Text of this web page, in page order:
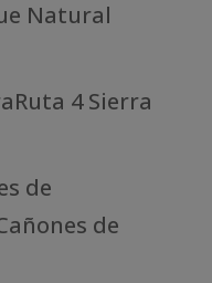
Natural
4 Sierra
de
de